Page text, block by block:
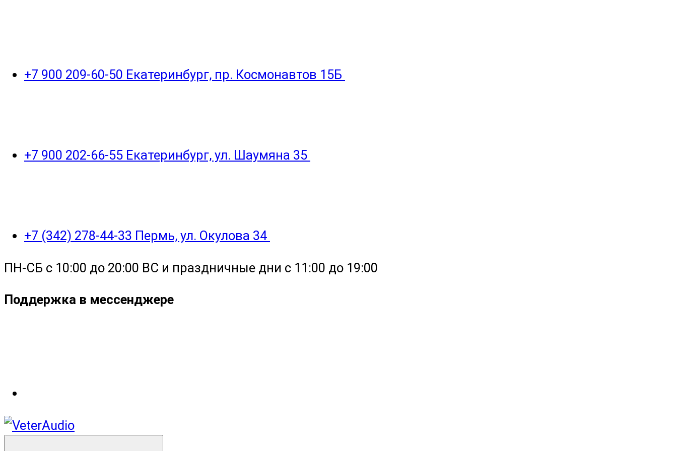
+7 900 209-60-50 Екатеринбург, пр. Космонавтов 15Б
+7 900 202-66-55 Екатеринбург, ул. Шаумяна 35
+7 (342) 278-44-33 Пермь, ул. Окулова 34
ПН-СБ с 10:00 до 20:00 ВС и праздничные дни с 11:00 до 19:00
Поддержка в мессенджере